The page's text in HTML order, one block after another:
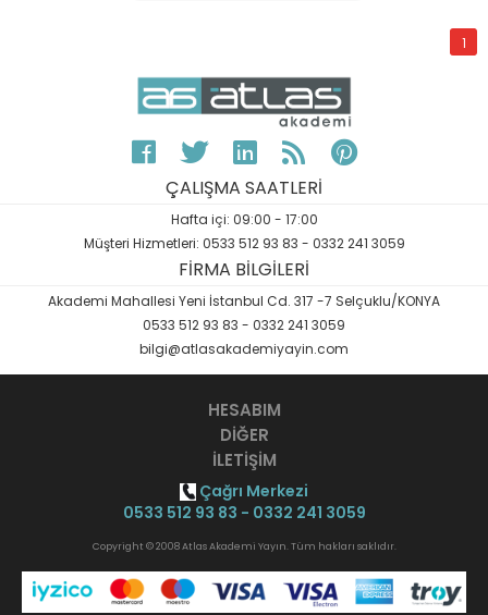
1
ÇALIŞMA SAATLERİ
Hafta içi: 09:00 - 17:00
Müşteri Hizmetleri: 0533 512 93 83 - 0332 241 3059
FİRMA BİLGİLERİ
Akademi Mahallesi Yeni İstanbul Cd. 317 -7 Selçuklu/KONYA
0533 512 93 83 - 0332 241 3059
bilgi@atlasakademiyayin.com
HESABIM
DİĞER
İLETİŞİM
Çağrı Merkezi
0533 512 93 83 - 0332 241 3059
Copyright © 2008 Atlas Akademi Yayın. Tüm hakları saklıdır.